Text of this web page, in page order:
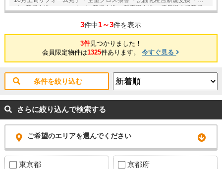
イレ新規交換 ・ユニットバス新規交換 ・和室畳交換 ・電気温水器新規
3件中1～3件を表示
3件見つかりました！
会員限定物件は1325件あります。今すぐ見る
条件を絞り込む
さらに絞り込んで検索する
ご希望のエリアを選んでください
東京都 京都府